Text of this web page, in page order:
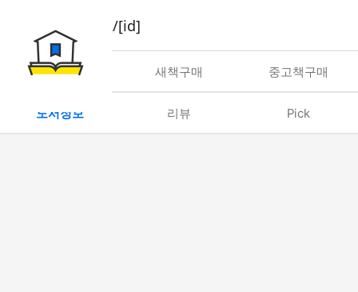
book/rent/[id]
대여 새책구매 중고책구매
도서정보 리뷰 Pick